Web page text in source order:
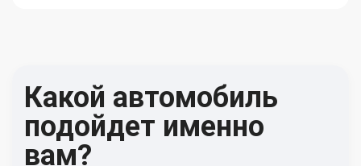
Какой автомобиль
подойдет именно
вам?